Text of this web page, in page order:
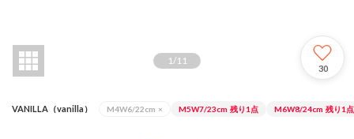
1 /11
30
VANILLA（vanilla） M4W6/22cm × M5W7/23cm 残り1点 M6W8/24cm 残り1点